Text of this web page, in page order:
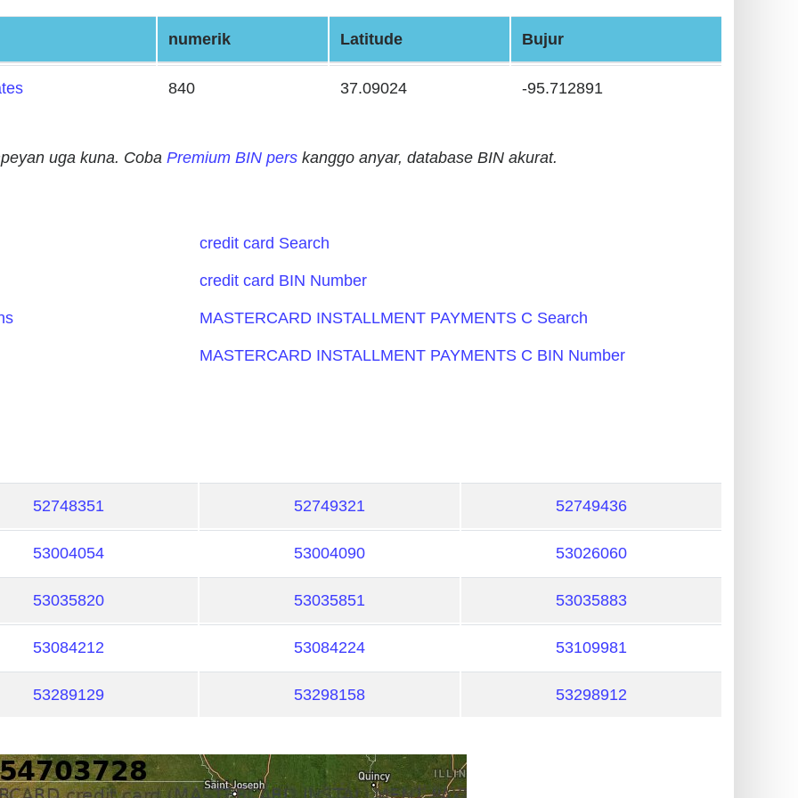
numerik Latitude Bujur
840 37.09024 -95.712891
uga kuna. Coba Premium BIN pers kanggo anyar, database BIN akurat.
credit card Search
credit card BIN Number
MASTERCARD INSTALLMENT PAYMENTS C Search
MASTERCARD INSTALLMENT PAYMENTS C BIN Number
52748351 52749321 52749436
53004054 53004090 53026060
53035820 53035851 53035883
53084212 53084224 53109981
53289129 53298158 53298912